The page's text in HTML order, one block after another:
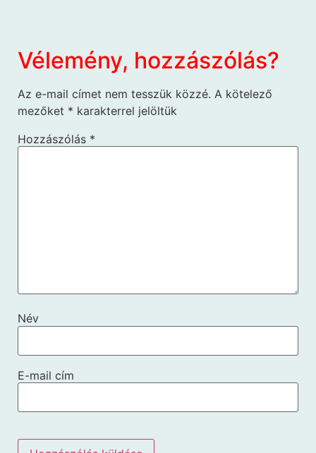
Vélemény, hozzászólás?
Az e-mail címet nem tesszük közzé. A kötelező
mezőket * karakterrel jelöltük
Hozzászólás *
Név
E-mail cím